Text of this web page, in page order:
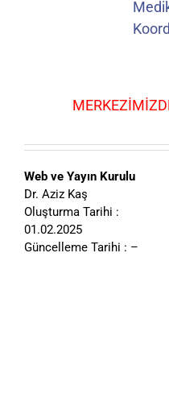
Web ve Yayın Kurulu
Dr. Aziz Kaş
Oluşturma Tarihi :
01.02.2025
Güncelleme Tarihi : –